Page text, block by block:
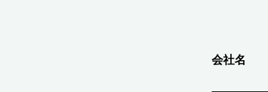
会社名